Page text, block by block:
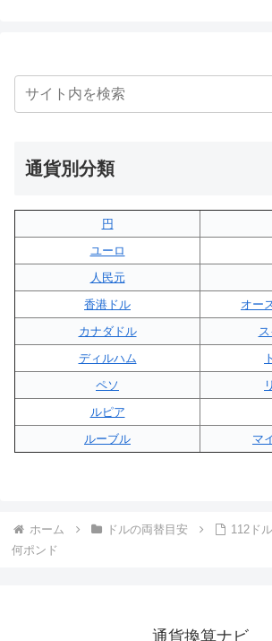
通貨別分類
円
ユーロ
人民元
香港ドル
オー
カナダドル
ディルハム
ペソ
ルピア
ルーブル
マ
ホーム ドルの両替目安
112ド
何ポンド
通貨換算ナビ